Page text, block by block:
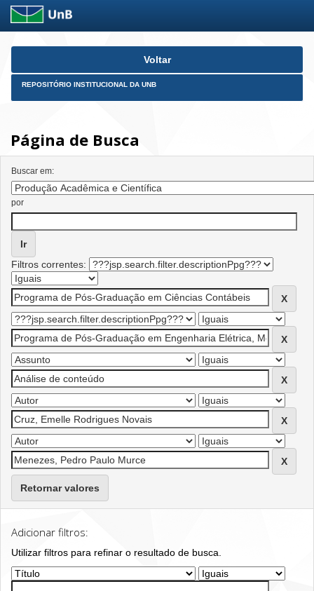
Skip
Voltar
REPOSITÓRIO INSTITUCIONAL DA UNB
Página de Busca
Buscar em:
por
Filtros correntes:
Retornar valores
Adicionar filtros:
Utilizar filtros para refinar o resultado de busca.